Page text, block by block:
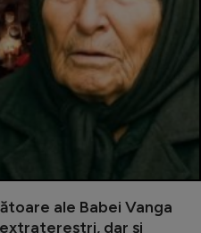
ale Babei Vanga
dar și